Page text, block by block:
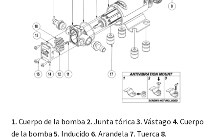
1. Cuerpo de la bomba 2. Junta tórica 3. Vástago 4. Cuerpo
de la bomba 5. Inducido 6. Arandela 7. Tuerca 8.